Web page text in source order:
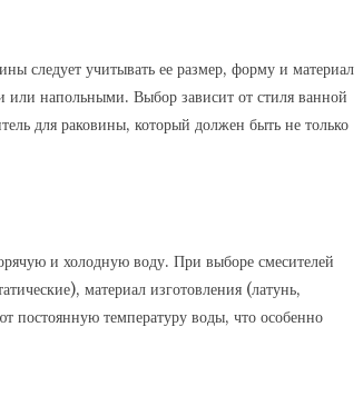
следует учитывать ее размер, форму и материал
напольными. Выбор зависит от стиля ванной
для раковины, который должен быть не только
и холодную воду. При выборе смесителей
материал изготовления (латунь,
постоянную температуру воды, что особенно